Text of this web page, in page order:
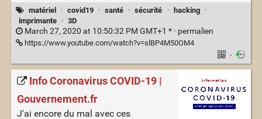
matériel · covid19 · santé · sécurité · hacking
·
imprimante
· 3D
March 27, 2020 at 10:50:32 PM GMT+1 * · permalien
https://www.youtube.com/watch?v=slBP4M50OM4
·
Info Coronavirus COVID-19 |
Gouvernement.fr
J'ai encore du mal avec ces